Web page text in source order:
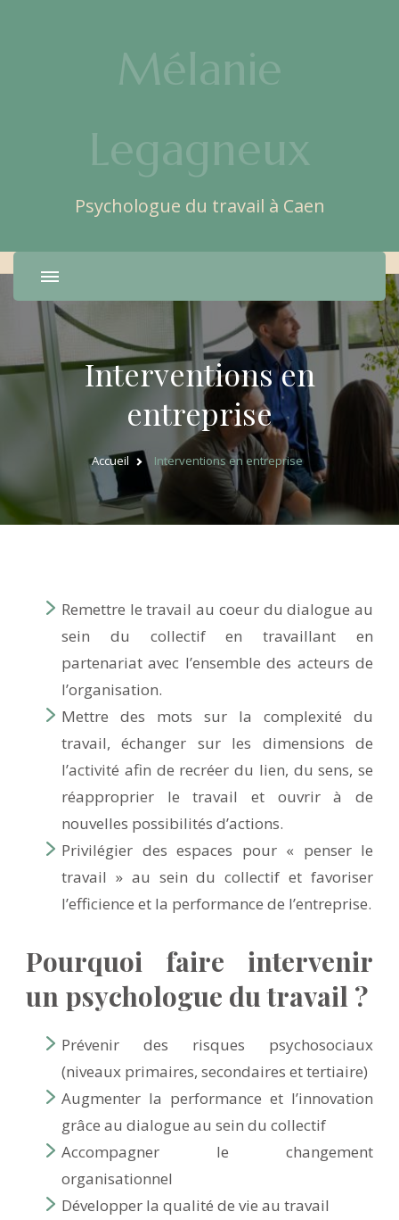
Mélanie
Legagneux
Psychologue du travail à Caen
Interventions en
entreprise
Accueil Interventions en entreprise
Remettre le travail au coeur du dialogue au
sein du collectif en travaillant en
partenariat avec l’ensemble des acteurs de
l’organisation.
Mettre des mots sur la complexité du
travail, échanger sur les dimensions de
l’activité afin de recréer du lien, du sens, se
réapproprier le travail et ouvrir à de
nouvelles possibilités d’actions.
Privilégier des espaces pour « penser le
travail » au sein du collectif et favoriser
l’efficience et la performance de l’entreprise.
Pourquoi faire intervenir
un psychologue du travail ?
Prévenir des risques psychosociaux
(niveaux primaires, secondaires et tertiaire)
Augmenter la performance et l’innovation
grâce au dialogue au sein du collectif
Accompagner le changement
organisationnel
Développer la qualité de vie au travail